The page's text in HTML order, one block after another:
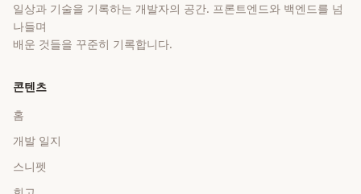
일상과 기술을 기록하는 개발자의 공간. 프론트엔드와 백엔드를 넘
나들며
배운 것들을 꾸준히 기록합니다.
콘텐츠
홈
개발 일지
스니펫